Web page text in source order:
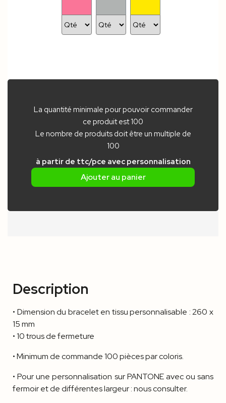
La quantité minimale pour pouvoir commander
ce produit est 100
Le nombre de produits doit être un multiple de
100
à partir de ttc/pce avec personnalisation
Ajouter au panier
Description
• Dimension du bracelet en tissu personnalisable : 260 x
15 mm
• 10 trous de fermeture
• Minimum de commande 100 pièces par coloris.
• Pour une personnalisation sur PANTONE avec ou sans
fermoir et de différentes largeur : nous consulter.